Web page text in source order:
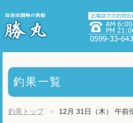
釣果一覧
釣果トップ 12月 31日（木） 午前